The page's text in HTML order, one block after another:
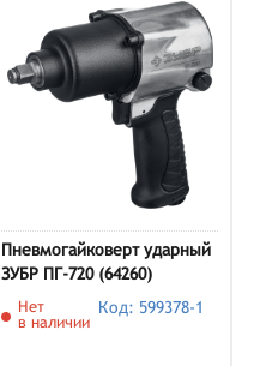
Пневмогайковерт ударный
ЗУБР ПГ-720 (64260)
Нет
в наличии
Код: 599378-1